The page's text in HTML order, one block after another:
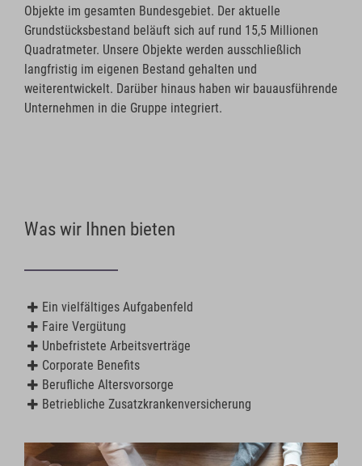
Objekte im gesamten Bundesgebiet. Der aktuelle
Grundstücksbestand beläuft sich auf rund 15,5 Millionen
Quadratmeter. Unsere Objekte werden ausschließlich
langfristig im eigenen Bestand gehalten und
weiterentwickelt. Darüber hinaus haben wir bauausführende
Unternehmen in die Gruppe integriert.
Was wir Ihnen bieten
Ein vielfältiges Aufgabenfeld
Faire Vergütung
Unbefristete Arbeitsverträge
Corporate Benefits
Berufliche Altersvorsorge
Betriebliche Zusatzkrankenversicherung